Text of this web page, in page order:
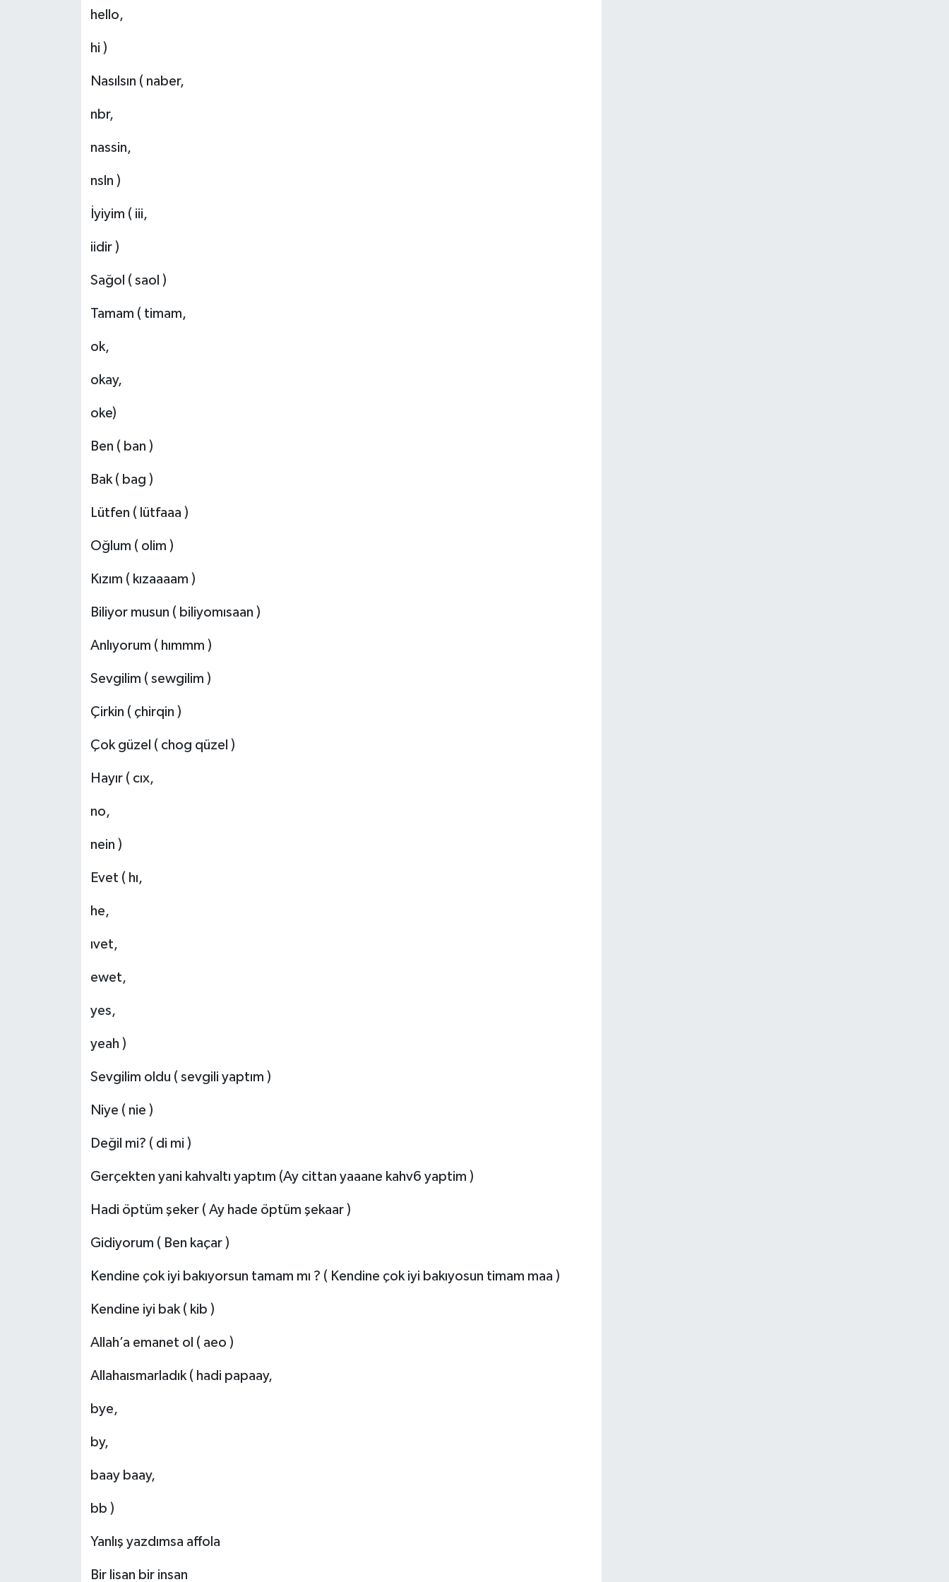
hello,
hi )
Nasılsın ( naber,
nbr,
nassin,
nsln )
İyiyim ( iii,
iidir )
Sağol ( saol )
Tamam ( timam,
ok,
okay,
oke)
Ben ( ban )
Bak ( bag )
Lütfen ( lütfaaa )
Oğlum ( olim )
Kızım ( kızaaaam )
Biliyor musun ( biliyomısaan )
Anlıyorum ( hımmm )
Sevgilim ( sewgilim )
Çirkin ( çhirqin )
Çok güzel ( chog qüzel )
Hayır ( cıx,
no,
nein )
Evet ( hı,
he,
ıvet,
ewet,
yes,
yeah )
Sevgilim oldu ( sevgili yaptım )
Niye ( nie )
Değil mi? ( di mi )
Gerçekten yani kahvaltı yaptım (Ay cittan yaaane kahv6 yaptim )
Hadi öptüm şeker ( Ay hade öptüm şekaar )
Gidiyorum ( Ben kaçar )
Kendine çok iyi bakıyorsun tamam mı ? ( Kendine çok iyi bakıyosun timam maa )
Kendine iyi bak ( kib )
Allah’a emanet ol ( aeo )
Allahaısmarladık ( hadi papaay,
bye,
by,
baay baay,
bb )
Yanlış yazdımsa affola
Bir lisan bir insan